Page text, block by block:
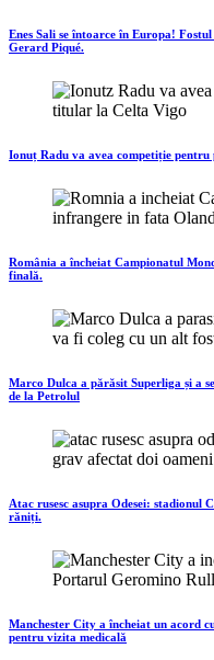
Enes Sali se întoarce în Europa!
Gerard Piqué.
Ionuț Radu va avea competiție
România a încheiat Campionatul
finală.
Marco Dulca a părăsit Superliga și a
de la Petrolul
Atac rusesc asupra Odesei: stadionul
răniți.
Manchester City a încheiat un acord
pentru vizita medicală